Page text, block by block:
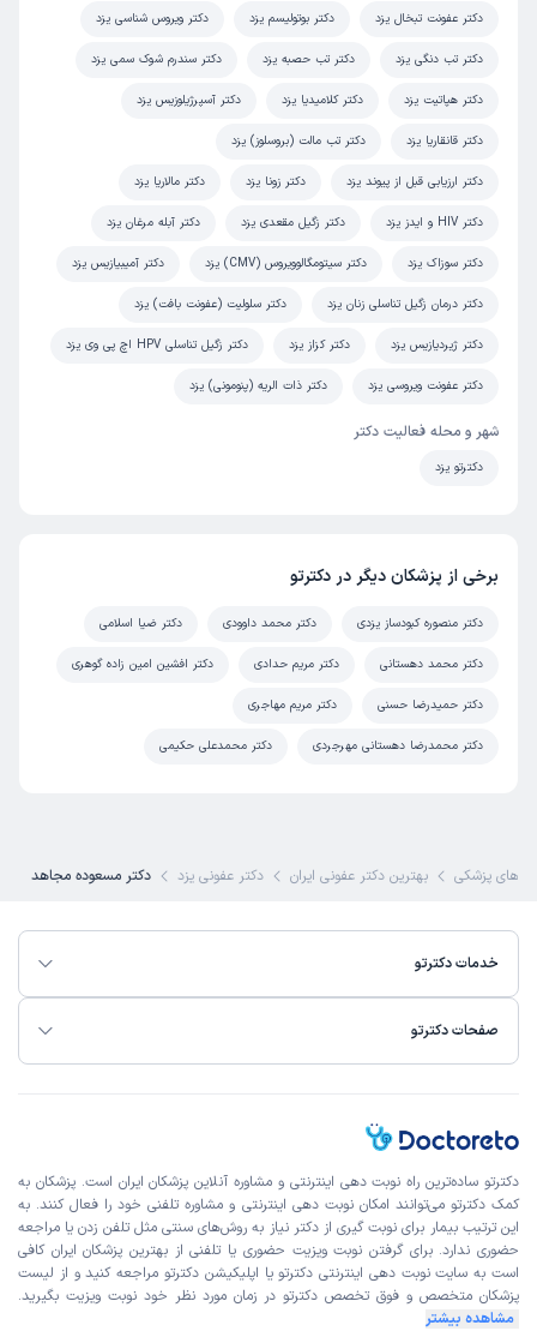
دکتر عفونت تبخال یزد دکتر بوتولیسم یزد دکتر ویروس شناسی یزد
دکتر تب دنگی یزد دکتر تب حصبه یزد دکتر سندرم شوک سمی یزد
دکتر هپاتیت یزد دکتر کلامیدیا یزد دکتر آسپرژیلوزیس یزد
دکتر قانقاریا یزد دکتر تب مالت (بروسلوز) یزد
دکتر ارزیابی قبل از پیوند یزد دکتر زونا یزد دکتر مالاریا یزد
دکتر HIV و ایدز یزد دکتر زگیل مقعدی یزد دکتر آبله مرغان یزد
دکتر سوزاک یزد دکتر سیتومگالوویروس (CMV) یزد دکتر آمیبیازیس یزد
دکتر درمان زگیل تناسلی زنان یزد دکتر سلولیت (عفونت بافت) یزد
دکتر ژیردیازیس یزد دکتر کزاز یزد دکتر زگیل تناسلی HPV اچ پی وی یزد
دکتر عفونت ویروسی یزد دکتر ذات الریه (پنومونی) یزد
شهر و محله فعالیت دکتر
دکترتو یزد
برخی از پزشکان دیگر در دکترتو
دکتر منصوره کبودساز یزدی دکتر محمد داوودی دکتر ضیا اسلامی
دکتر محمد دهستانی دکتر مریم حدادی دکتر افشین امین زاده گوهری
دکتر حمیدرضا حسنی دکتر مریم مهاجری
دکتر محمدرضا دهستانی مهرجردی دکتر محمدعلی حکیمی
های پزشکی بهترین دکتر عفونی ایران دکتر عفونی یزد دکتر مسعوده مجاهد
خدمات دکترتو
صفحات دکترتو
دکترتو ساده‌ترین راه نوبت‌ دهی اینترنتی و مشاوره آنلاین پزشکان ایران است. پزشکان به
کمک دکترتو می‌توانند امکان نوبت دهی اینترنتی و مشاوره تلفنی خود را فعال کنند. به
این ترتیب بیمار برای نوبت گیری از دکتر نیاز به روش‌های سنتی مثل تلفن زدن یا مراجعه
حضوری ندارد. برای گرفتن نوبت ویزیت حضوری یا تلفنی از بهترین پزشکان ایران کافی
است به سایت نوبت دهی اینترنتی دکترتو یا اپلیکیشن دکترتو مراجعه کنید و از لیست
پزشکان متخصص و فوق تخصص دکترتو در زمان مورد نظر خود نوبت ویزیت بگیرید.
مشاهده بیشتر